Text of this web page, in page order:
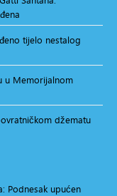
tijelo nestalog
u Memorijalnom
džematu
Podnesak upućen